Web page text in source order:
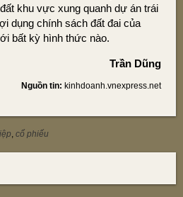
khu vực xung quanh dự án trái
dụng chính sách đất đai của
bất kỳ hình thức nào.
Trần Dũng
Nguồn tin: kinhdoanh.vnexpress.net
, cổ phiếu